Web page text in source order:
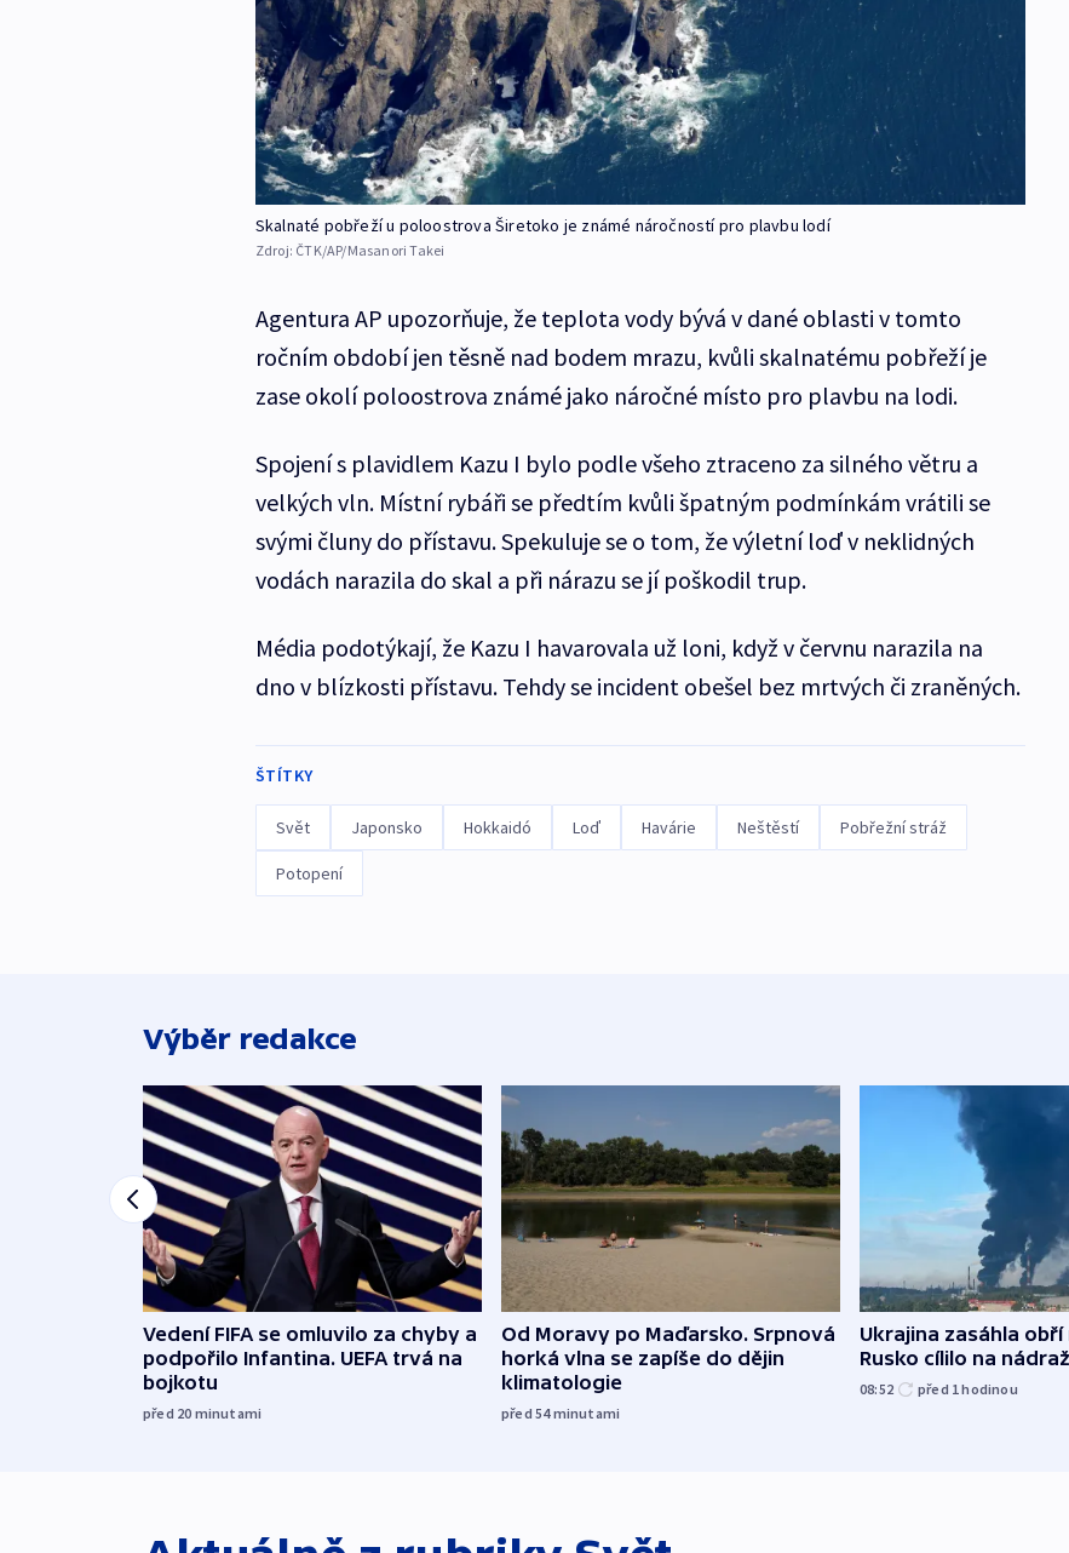
Skalnaté pobřeží u poloostrova Širetoko je známé náročností pro plavbu lodí
Zdroj: ČTK/AP/Masanori Takei
Agentura AP upozorňuje, že teplota vody bývá v dané oblasti v tomto
ročním období jen těsně nad bodem mrazu, kvůli skalnatému pobřeží je
zase okolí poloostrova známé jako náročné místo pro plavbu na lodi.
Spojení s plavidlem Kazu I bylo podle všeho ztraceno za silného větru a
velkých vln. Místní rybáři se předtím kvůli špatným podmínkám vrátili se
svými čluny do přístavu. Spekuluje se o tom, že výletní loď v neklidných
vodách narazila do skal a při nárazu se jí poškodil trup.
Média podotýkají, že Kazu I havarovala už loni, když v červnu narazila na
dno v blízkosti přístavu. Tehdy se incident obešel bez mrtvých či zraněných.
ŠTÍTKY
Svět Japonsko Hokkaidó Loď Havárie Neštěstí Pobřežní stráž
Potopení
Výběr redakce
Vedení FIFA se omluvilo za chyby a
podpořilo Infantina. UEFA trvá na
bojkotu
před 20 minutami
Od Moravy po Maďarsko. Srpnová
horká vlna se zapíše do dějin
klimatologie
před 54minutami
Ukrajina zasáhla
Rusko cílilo na
08:52 před 1hodinou